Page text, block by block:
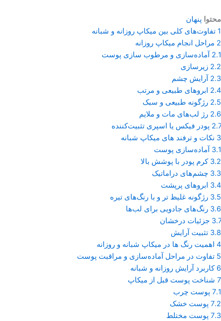
محتوا پنهان
1 تفاوت‌های کلی بین میکاپ روزانه و شبانه
2 مراحل انجام میکاپ روزانه
2.1 آماده‌سازی و مرطوب‌ سازی پوست
2.2 زیرسازی
2.3 آرایش چشم
2.4 ابروهای طبیعی و مرتب
2.5 رژگونه طبیعی و سبک
2.6 رژ لب‌های مات و ملایم
2.7 پودر فیکس یا اسپری تثبیت‌کننده
3 نکات و ترفند های میکاپ شبانه
3.1 آماده‌سازی پوست
3.2 کرم پودر با پوشش بالا
3.3 چشم‌های دراماتیک
3.4 ابروهای پرپشت
3.5 رژگونه غلیظ ‌تر و با رنگ‌های تیره
3.6 رنگ‌های جادویی برای لب‌ها
3.7 جزئیات درخشان
3.8 تثبیت آرایش
4 اهمیت رنگ ها در میکاپ شبانه و روزانه
5 تفاوت در مراحل آماده‌سازی و مراقبت پوست
6 کاربرد آرایش روزانه و شبانه
7 شناخت پوست قبل از میکاپ
7.1 پوست چرب
7.2 پوست خشک
7.3 پوست مختلط